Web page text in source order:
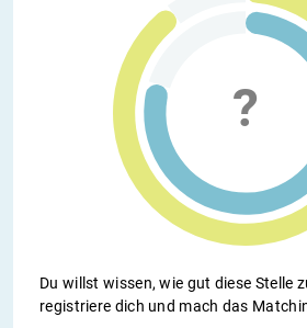
Du willst wissen, wie gut diese Stelle
registriere dich und mach das